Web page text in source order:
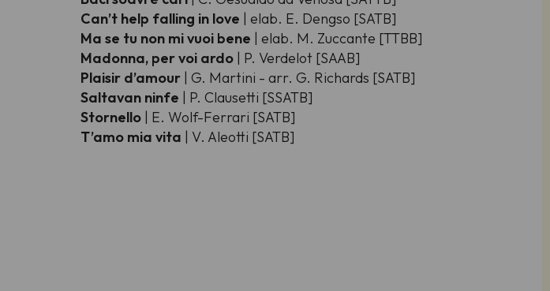
Can’t help falling in love | elab. E. Dengso [SATB]
Ma se tu non mi vuoi bene | elab. M. Zuccante [TTBB]
Madonna, per voi ardo | P. Verdelot [SAAB]
Plaisir d’amour | G. Martini - arr. G. Richards [SATB]
Saltavan ninfe | P. Clausetti [SSATB]
Stornello | E. Wolf-Ferrari [SATB]
T’amo mia vita | V. Aleotti [SATB]